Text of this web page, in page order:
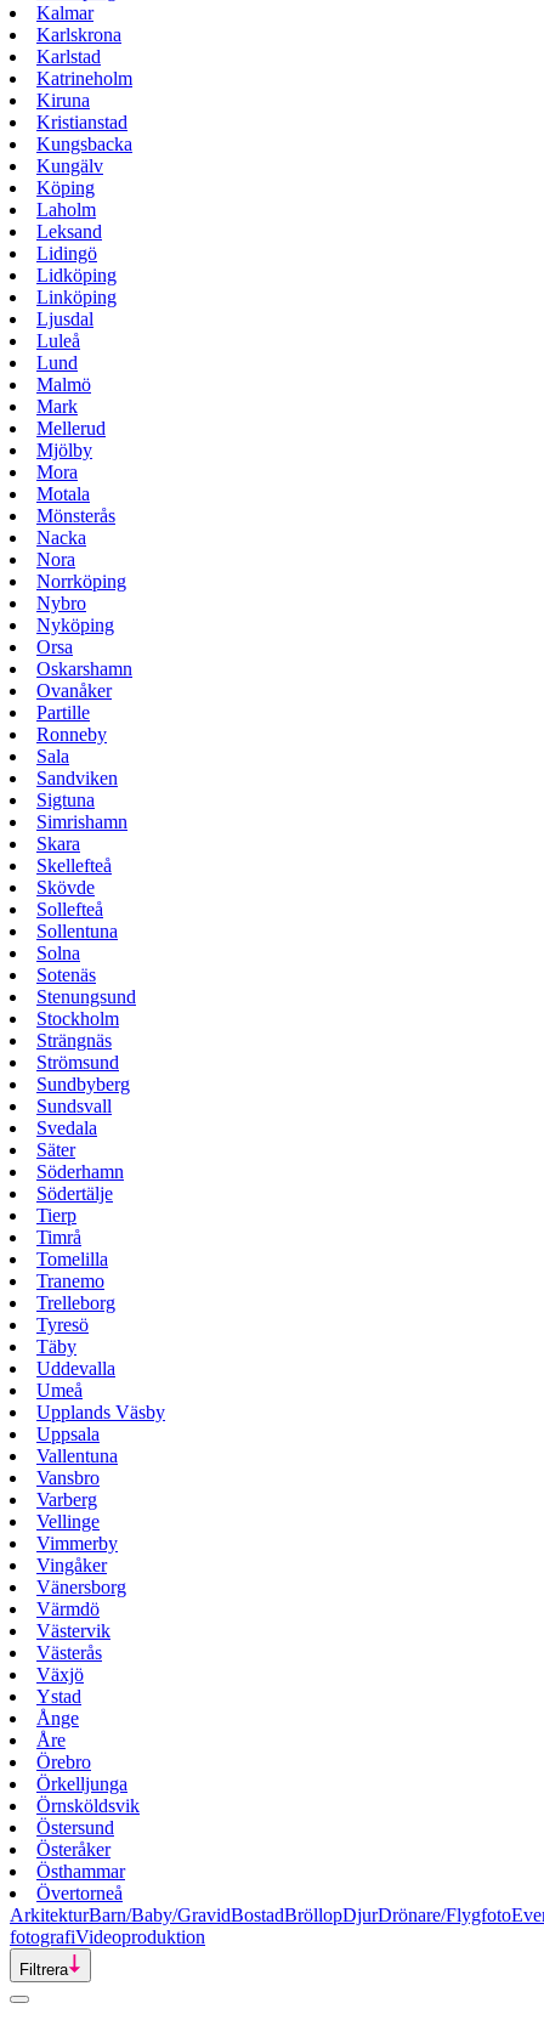
Kalmar
Karlskrona
Karlstad
Katrineholm
Kiruna
Kristianstad
Kungsbacka
Kungälv
Köping
Laholm
Leksand
Lidingö
Lidköping
Linköping
Ljusdal
Luleå
Lund
Malmö
Mark
Mellerud
Mjölby
Mora
Motala
Mönsterås
Nacka
Nora
Norrköping
Nybro
Nyköping
Orsa
Oskarshamn
Ovanåker
Partille
Ronneby
Sala
Sandviken
Sigtuna
Simrishamn
Skara
Skellefteå
Skövde
Sollefteå
Sollentuna
Solna
Sotenäs
Stenungsund
Stockholm
Strängnäs
Strömsund
Sundbyberg
Sundsvall
Svedala
Säter
Söderhamn
Södertälje
Tierp
Timrå
Tomelilla
Tranemo
Trelleborg
Tyresö
Täby
Uddevalla
Umeå
Upplands Väsby
Uppsala
Vallentuna
Vansbro
Varberg
Vellinge
Vimmerby
Vingåker
Vänersborg
Värmdö
Västervik
Västerås
Växjö
Ystad
Ånge
Åre
Örebro
Örkelljunga
Örnsköldsvik
Östersund
Österåker
Östhammar
Övertorneå
ArkitekturBarn/Baby/GravidBostadBröllopDjurDrönare/Flygfoto
fotografiVideoproduktion
Filtrera